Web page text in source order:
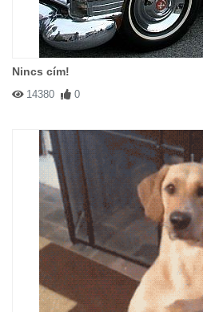
Nincs cím!
14380 0